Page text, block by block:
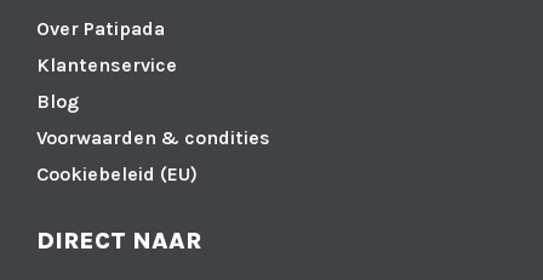
Over Patipada
Klantenservice
Blog
Voorwaarden & condities
Cookiebeleid (EU)
DIRECT NAAR